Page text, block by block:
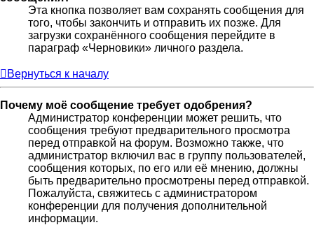
Эта кнопка позволяет вам сохранять сообщения для
того, чтобы закончить и отправить их позже. Для
загрузки сохранённого сообщения перейдите в
параграф «Черновики» личного раздела.
Вернуться к началу
Почему моё сообщение требует одобрения?
Администратор конференции может решить, что
сообщения требуют предварительного просмотра
перед отправкой на форум. Возможно также, что
администратор включил вас в группу пользователей,
сообщения которых, по его или её мнению, должны
быть предварительно просмотрены перед отправкой.
Пожалуйста, свяжитесь с администратором
конференции для получения дополнительной
информации.